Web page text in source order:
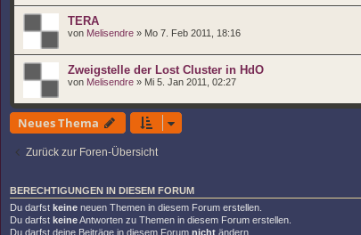
TERA
von Melisendre » Mo 7. Feb 2011, 18:16
Zweigstelle der Lost Cluster in HdO
von Melisendre » Mi 5. Jan 2011, 02:27
Neues Thema
Zurück zur Foren-Übersicht
BERECHTIGUNGEN IN DIESEM FORUM
Du darfst keine neuen Themen in diesem Forum erstellen.
Du darfst keineAntworten zu Themen in diesem Forum erstellen.
Du darfst deine Beiträge in diesem Forum nicht ändern.